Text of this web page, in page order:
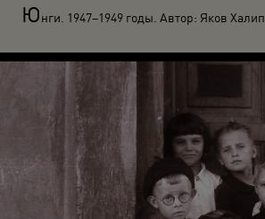
Юнги. 1947–1949 годы. Автор: Яков Халип.